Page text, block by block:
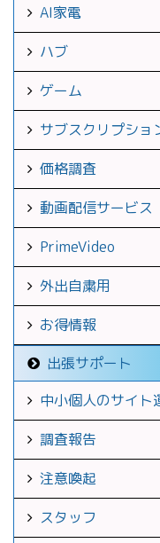
AI家電
ハブ
ゲーム
サブスクリプショ
価格調査
動画配信サービス
PrimeVideo
外出自粛用
お得情報
出張サポート
中小個人のサイト
調査報告
注意喚起
スタッフ